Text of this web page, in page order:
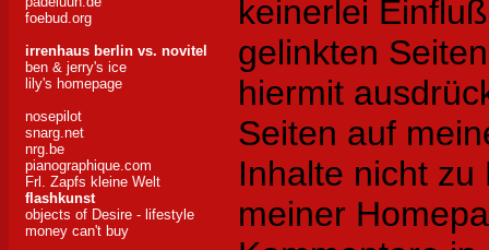
foebud.org
irrenhaus berlin vs. novitel
ben & jerry's ice
lily's homepage
nosepilot
snarg.net
nrg.be
pianographique.com
Frl. Zapfs kleine Welt
flashkunst
objects of Desire - lifestyle
money can't buy
keinerlei
gelinkten
hiermit
Seiten auf
Inhalte nicht
meiner